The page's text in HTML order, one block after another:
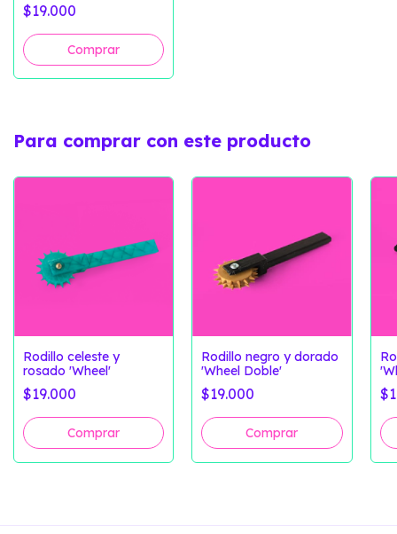
$19.000
Para comprar con este producto
Rodillo celeste y
rosado 'Wheel'
$19.000
Rodillo negro y dorado
'Wheel Doble'
$19.000